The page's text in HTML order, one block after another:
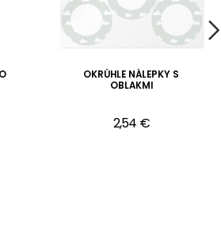
OKRÚHLE NÁLEPKY S
OBLAKMI
2,54 €